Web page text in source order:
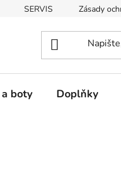
SERVIS Zásady
boty Doplňky